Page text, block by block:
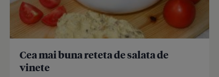
Cea mai buna reteta de salata de
vinete